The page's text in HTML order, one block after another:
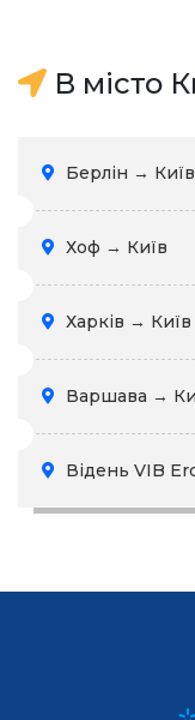
В місто
Берлін → Київ
Хоф → Київ
Харків → Київ
Варшава →
Відень VIB